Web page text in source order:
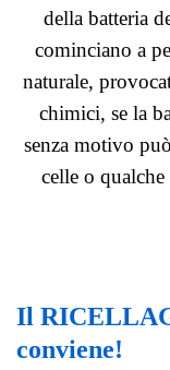
della batteria
cominciano a
naturale,
chimici, se la
senza motivo
celle o
Il
conviene!